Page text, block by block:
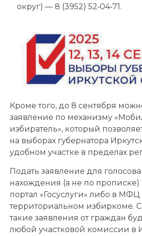
округ) — 8 (3952) 52‑04‑71.
Кроме того, до 8 сентября
заявление по механизму
избиратель», который
на выборах губернатора
удобном участке в пределах
Подать заявление для
нахождения (а не по
портал «Госуслуги» либо в
территориальном избиркоме. С
такие заявления от граждан
любой участковой комиссии в